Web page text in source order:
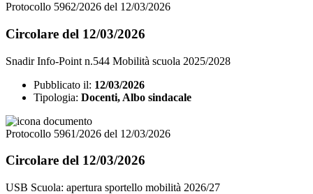
Protocollo 5962/2026 del 12/03/2026
Circolare del 12/03/2026
Snadir Info-Point n.544 Mobilità scuola 2025/2028
Pubblicato il: 12/03/2026
Tipologia: Docenti, Albo sindacale
Protocollo 5961/2026 del 12/03/2026
Circolare del 12/03/2026
USB Scuola: apertura sportello mobilità 2026/27